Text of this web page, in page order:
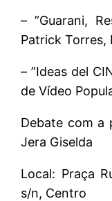
– ”Guarani,
Patrick Torres,
– ”Ideas del
de Vídeo
Debate com a
Jera Giselda
Local: Praça
s/n, Centro